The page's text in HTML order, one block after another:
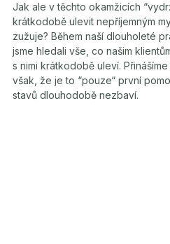
Jak ale v těchto okamžicích
krátkodobě ulevit nepříjemným
zužuje? Během naší dlouholeté
jsme hledali vše, co našim
s nimi krátkodobě uleví.
však, že je to “pouze“ první
stavů dlouhodobě nezbaví.